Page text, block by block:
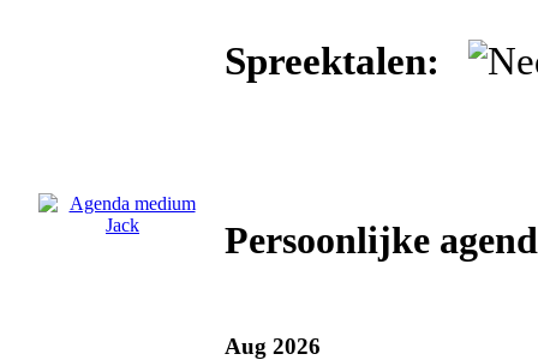
Spreektalen:
Persoonlijke
Aug 2026